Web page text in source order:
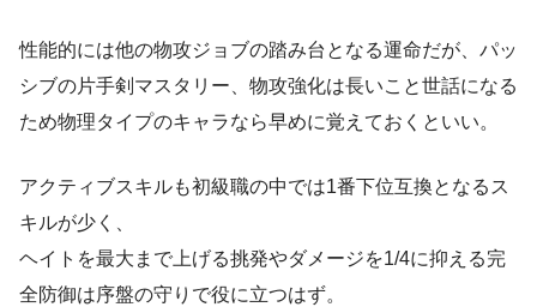
性能的には他の物攻ジョブの踏み台となる運命だが、パッ
シブの片手剣マスタリー、物攻強化は長いこと世話になる
ため物理タイプのキャラなら早めに覚えておくといい。
アクティブスキルも初級職の中では1番下位互換となるス
キルが少く、
ヘイトを最大まで上げる挑発やダメージを1/4に抑える完
全防御は序盤の守りで役に立つはず。